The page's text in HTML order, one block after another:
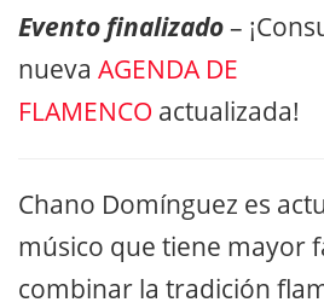
Evento finalizado–
nueva AGENDA DE
FLAMENCO actualizada!
Chano Domínguez es
músico que tiene mayor
combinar la tradición